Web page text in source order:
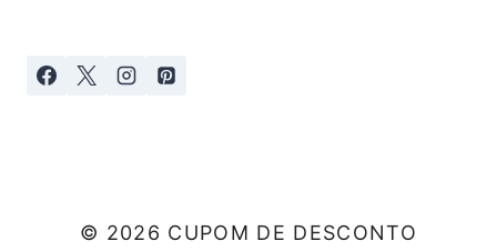
© 2026 CUPOM DE DESCONTO